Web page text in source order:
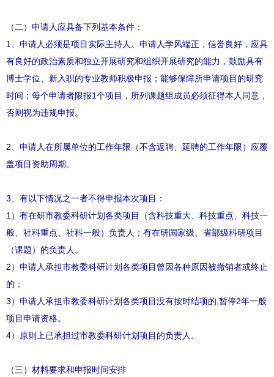
（二）申请人应具备下列基本条件：
1、申请人必须是项目实际主持人。申请人学风端正，信誉良好，应具
有良好的政治素质和独立开展研究和组织开展研究的能力，鼓励具有
博士学位、新入职的专业教师积极申报；能够保障所申请项目的研究
时间；每个申请者限报1个项目，所列课题组成员必须征得本人同意，
否则视为违规申报。
2、申请人在所属单位的工作年限（不含返聘、延聘的工作年限）应覆
盖项目资助周期。
3、有以下情况之一者不得申报本次项目：
1）有在研市教委科研计划各类项目（含科技重大、科技重点、科技一
般、社科重点、社科一般）负责人；有在研国家级、省部级科研项目
（课题）的负责人。
2）申请人承担市教委科研计划各类项目曾因各种原因被撤销者或终止
的；
3）申请人承担市教委科研计划各类项目没有按时结项的,暂停2年一般
项目申请资格。
4）原则上已承担过市教委科研计划项目的负责人。
（三）材料要求和申报时间安排